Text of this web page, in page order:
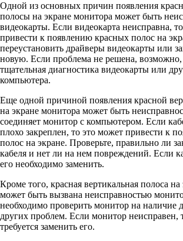
Одной из основных причин появления
полосы на экране монитора может быть
видеокарты. Если видеокарта неисправна,
привести к появлению красных полос на
переустановить драйверы видеокарты или
новую. Если проблема не решена, возможно,
тщательная диагностика видеокарты или
компьютера.
Еще одной причиной появления красной
на экране монитора может быть
соединяет монитор с компьютером. Если
плохо закреплен, то это может привести к
полос на экране. Проверьте, правильно ли
кабеля и нет ли на нем повреждений. Если
его необходимо заменить.
Кроме того, красная вертикальная полоса
может быть вызвана неисправностью
необходимо проверить монитор на наличие
других проблем. Если монитор неисправен,
требуется заменить его.